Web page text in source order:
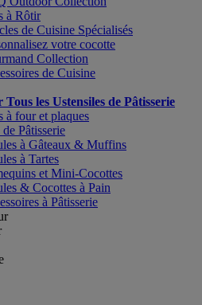
à Rôtir
de Cuisine Spécialisés
votre cocotte
Collection
de Cuisine
Tous les Ustensiles de Pâtisserie
à four et plaques
de Pâtisserie
à Gâteaux & Muffins
à Tartes
et Mini-Cocottes
& Cocottes à Pain
à Pâtisserie